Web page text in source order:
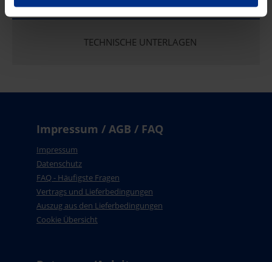
TECHNISCHE UNTERLAGEN
Impressum / AGB / FAQ
Impressum
Datenschutz
FAQ - Häufigste Fragen
Vertrags und Lieferbedingungen
Auszug aus den Lieferbedingungen
Cookie Übersicht